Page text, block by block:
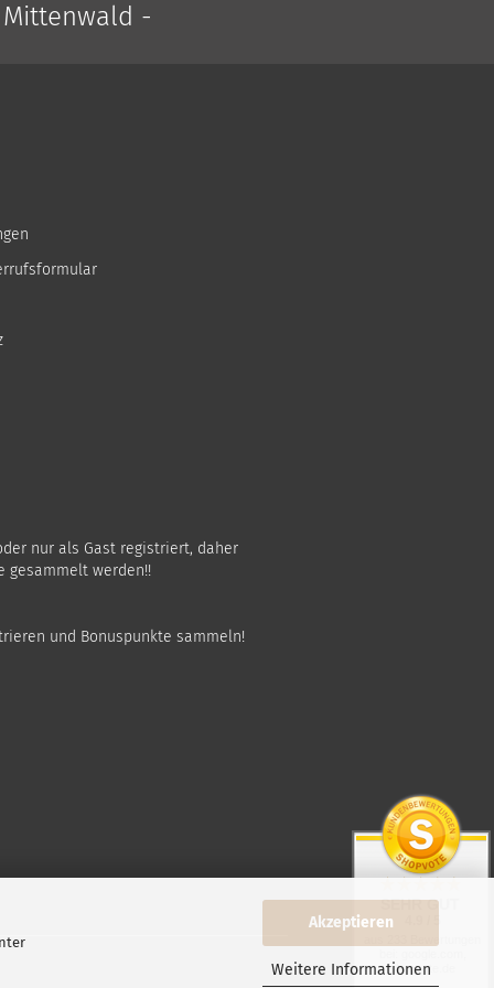
Akzeptieren
Weitere Informationen
-
nur als Gast registriert, daher
gesammelt werden!!
und Bonuspunkte sammeln!
SEHR GUT
shopvote.de